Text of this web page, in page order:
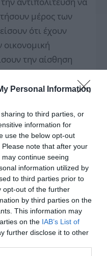
Personal Information
to third parties, or
information for
use the below opt-out
note that after your
continue seeing
information utilized by
to third parties prior to
opt-out of the further
by third parties on the
This information may
on the IAB’s List of
further disclose it to other
μέρος των
ότι έχουν
οικονομική
την αίσθηση
δεν
η αντίληψη ότι
η δυσαρέσκεια
και
σε μια
μετατόπιση,